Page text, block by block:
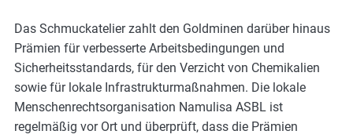
Das Schmuckatelier zahlt den Goldminen darüber hinaus
Prämien für verbesserte Arbeitsbedingungen und
Sicherheitsstandards, für den Verzicht von Chemikalien
sowie für lokale Infrastrukturmaßnahmen. Die lokale
Menschenrechtsorganisation Namulisa ASBL ist
regelmäßig vor Ort und überprüft, dass die Prämien